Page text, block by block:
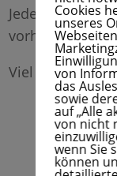
Jede*r kann
vorher bei
Viel Spaß und
Cookies
unseres
von
das
sowie
auf „Alle
von nicht
wenn Sie
können